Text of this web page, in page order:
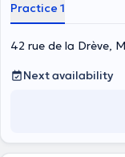
Practice 1
42 rue de la Drève,
Next availability